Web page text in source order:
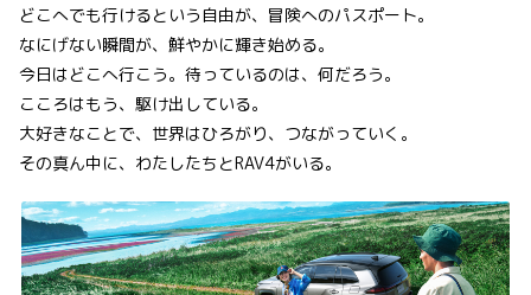
どこへでも行けるという自由が、冒険へのパスポート。
なにげない瞬間が、鮮やかに輝き始める。
今日はどこへ行こう。待っているのは、何だろう。
こころはもう、駆け出している。
大好きなことで、世界はひろがり、つながっていく。
その真ん中に、わたしたちとRAV4がいる。